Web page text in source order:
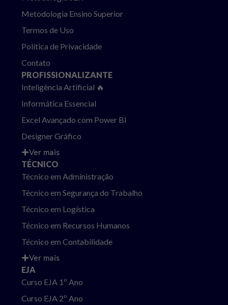
Metodologia Ensino Superior
Termos de Uso
Política de Privacidade
Contato
PROFISSIONALIZANTE
Inteligência Artificial 🔥
Informática Essencial
Excel Avançado com Power BI
Designer Gráfico
Ver mais
TÉCNICO
Técnico em Administração
Técnico em Segurança do Trabalho
Técnico em Logística
Técnico em Recursos Humanos
Técnico em Contabilidade
Ver mais
EJA
Curso EJA 1º Ano
Curso EJA 2º Ano